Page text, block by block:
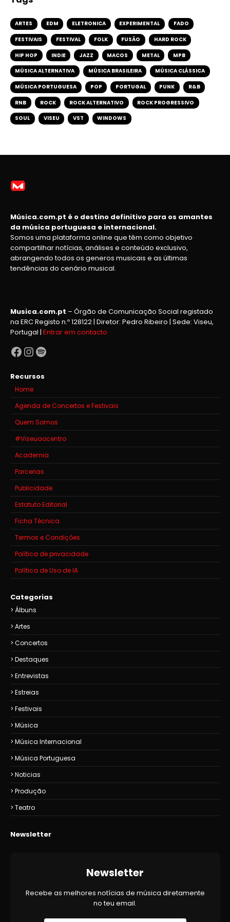
ARTES EDM ELETRONICA EXPERIMENTAL FADO
FESTIVAIS FESTIVAL FOLK FUSÃO HARD ROCK
HIP HOP INDIE JAZZ MACOS METAL MPB
MÚSICA ALTERNATIVA MÚSICA BRASILEIRA MÚSICA CLÁSSICA
MÚSICA PORTUGUESA POP PORTUGAL PUNK R&B
RNB ROCK ROCK ALTERNATIVO ROCK PROGRESSIVO
SOUL VISEU VST WINDOWS
Música.com.pt é o destino definitivo para os amantes
da música portuguesa e internacional.
Somos uma plataforma online que têm como objetivo
compartilhar notícias, análises e conteúdo exclusivo,
abrangendo todos os generos musicais e as últimas
tendências do cenário musical.
Musica.com.pt – Órgão de Comunicação Social registado
na ERC Registo n.º 128122 | Diretor: Pedro Ribeiro | Sede: Viseu,
Portugal | Entrar em contacto
Facebook
Instagram
Spotify
Recursos
Home
Agenda de Concertos e Festivais
Quem Somos
#Viseuaocentro
Academia
Parcerias
Publicidade
Estatuto Editorial
Ficha Técnica
Termos e Condições
Política de privacidade
Política de Uso de IA
Categorias
Álbuns
Artes
Concertos
Destaques
Entrevistas
Estreias
Festivais
Música
Música Internacional
Música Portuguesa
Noticias
Produção
Teatro
Newsletter
Newsletter
Recebe as melhores notícias de música diretamente
no teu email.